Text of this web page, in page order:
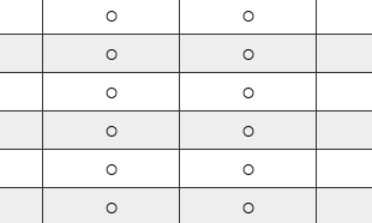
○ ○
○ ○
○ ○
○ ○
○ ○
○ ○